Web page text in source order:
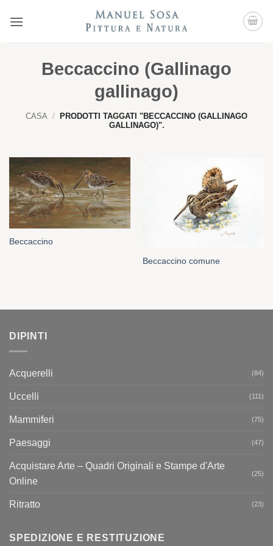
Beccaccino (Gallinago
gallinago)
CASA /
PRODOTTI TAGGATI "BECCACCINO (GALLINAGO
GALLINAGO)".
Beccaccino
Beccaccino comune
DIPINTI
Acquerelli (84)
Uccelli (111)
Mammiferi (75)
Paesaggi (47)
Acquistare Arte – Quadri Originali e Stampe d'Arte
Online
(25)
Ritratto (23)
SPEDIZIONE E RESTITUZIONE